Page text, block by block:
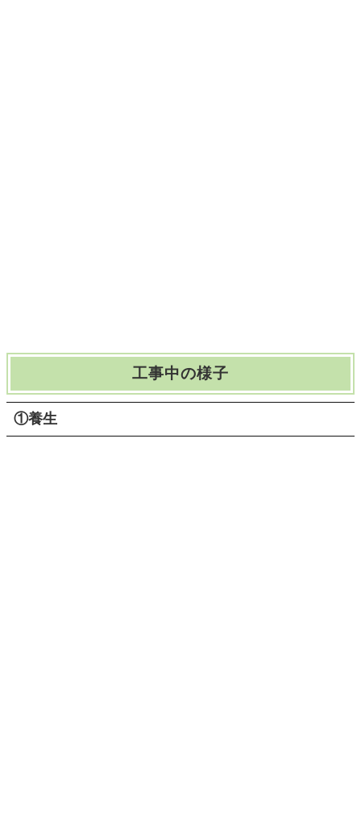
工事中の様子
①養生